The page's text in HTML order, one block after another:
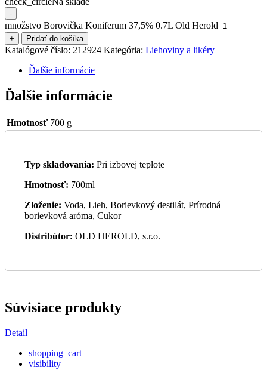
-
množstvo Borovička Koniferum 37,5% 0.7L Old Herold
+ Pridať do košíka
Katalógové číslo: 212924 Kategória: Liehoviny a likéry
Ďalšie informácie
Ďalšie informácie
Hmotnosť 700 g
Typ skladovania: Pri izbovej teplote
Hmotnosť: 700ml
Zloženie: Voda, Lieh, Borievkový destilát, Prírodná
borievková aróma, Cukor
Distribútor: OLD HEROLD, s.r.o.
Súvisiace produkty
Detail
shopping_cart
visibility